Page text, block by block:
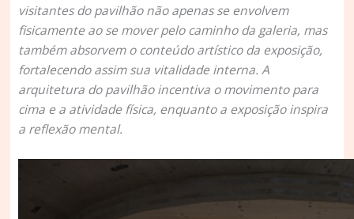
visitantes do pavilhão não apenas se envolvem
fisicamente ao se mover pelo caminho da galeria, mas
também absorvem o conteúdo artístico da exposição,
fortalecendo assim sua vitalidade interna. A
arquitetura do pavilhão incentiva o movimento para
cima e a atividade física, enquanto a exposição inspira
a reflexão mental.